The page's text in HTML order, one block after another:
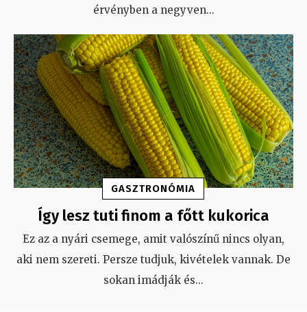
érvényben a negyven...
GASZTRONÓMIA
Így lesz tuti finom a főtt kukorica
Ez az a nyári csemege, amit valószínű nincs olyan,
aki nem szereti. Persze tudjuk, kivételek vannak. De
sokan imádják és...